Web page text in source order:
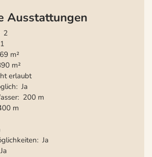
Ausstattungen
2
1
69 m²
m²
erlaubt
Ja
200 m
m
Ja
Ja